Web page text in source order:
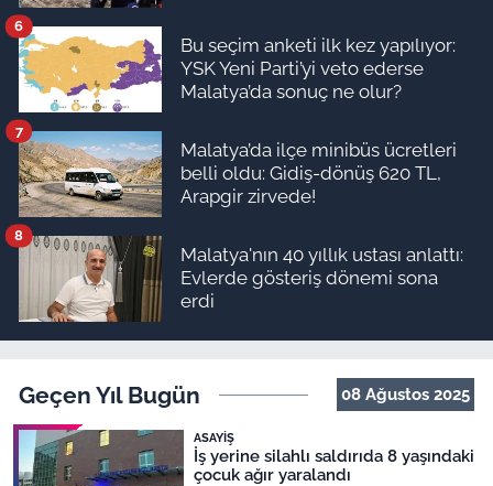
Bu seçim anketi ilk kez yapılıyor:
YSK Yeni Parti’yi veto ederse
Malatya’da sonuç ne olur?
6
Malatya’da ilçe minibüs ücretleri
belli oldu: Gidiş-dönüş 620 TL,
Arapgir zirvede!
7
Malatya'nın 40 yıllık ustası anlattı:
Evlerde gösteriş dönemi sona
erdi
8
Geçen Yıl Bugün 08 Ağustos 2025
ASAYIŞ
İş yerine silahlı saldırıda 8 yaşındaki
çocuk ağır yaralandı